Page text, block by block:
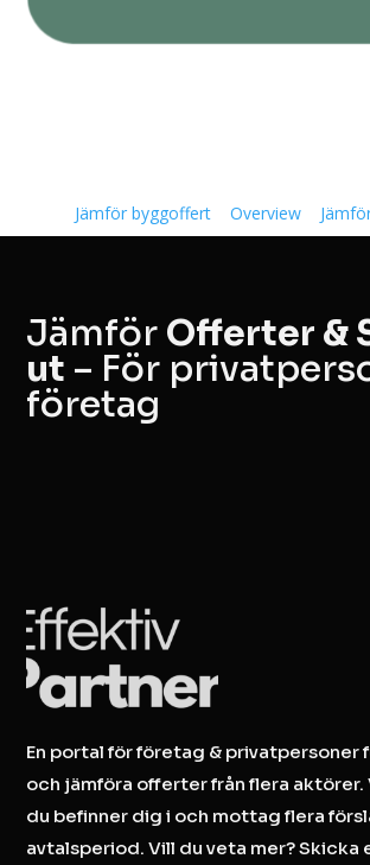
Jämför byggoffert Overview
Jämför Offerter &
ut – För
företag
En portal för företag & privatpersoner
och jämföra offerter från flera aktörer.
du befinner dig i och mottag flera
avtalsperiod. Vill du veta mer? Skicka